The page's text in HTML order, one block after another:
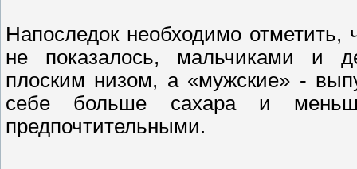
Напоследок необходимо
не показалось, мальчиками и
плоским низом, а «мужские» -
себе больше сахара и
предпочтительными.